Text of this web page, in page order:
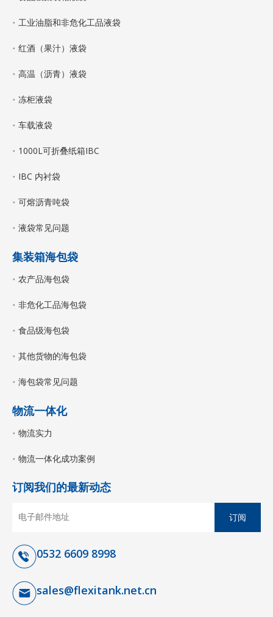
工业油脂和非危化工品液袋
红酒（果汁）液袋
高温（沥青）液袋
冻柜液袋
车载液袋
1000L可折叠纸箱IBC
IBC 内衬袋
可熔沥青吨袋
液袋常见问题
集装箱海包袋
农产品海包袋
非危化工品海包袋
食品级海包袋
其他货物的海包袋
海包袋常见问题
物流一体化
物流实力
物流一体化成功案例
订阅我们的最新动态
订阅
0532 6609 8998
sales@flexitank.net.cn